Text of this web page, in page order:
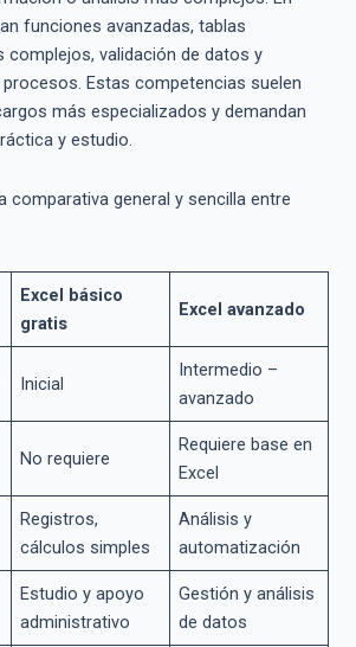
funciones avanzadas, tablas
complejos, validación de datos y
Estas competencias suelen
más especializados y demandan
y estudio.
comparativa general y sencilla entre
Excel básico
gratis
Excel avanzado
Inicial
Intermedio –
avanzado
No requiere
Requiere base en
Excel
Registros,
cálculos simples
Análisis y
automatización
Estudio y apoyo
administrativo
Gestión y análisis
de datos